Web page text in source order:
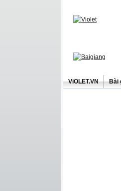
ViOLET.VN Bài